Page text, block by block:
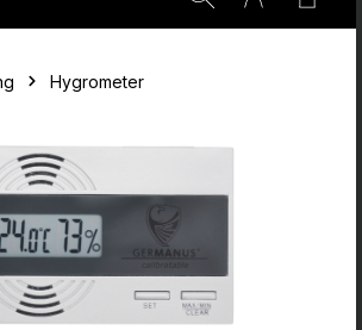
Hygrometer